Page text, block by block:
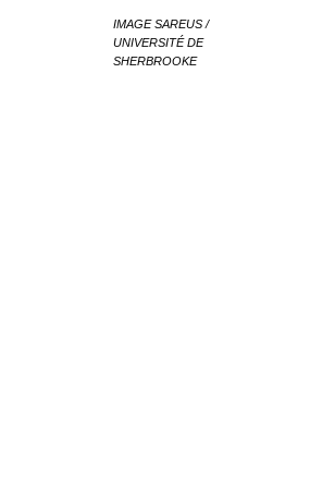
IMAGE SAREUS /
UNIVERSITÉ DE
SHERBROOKE